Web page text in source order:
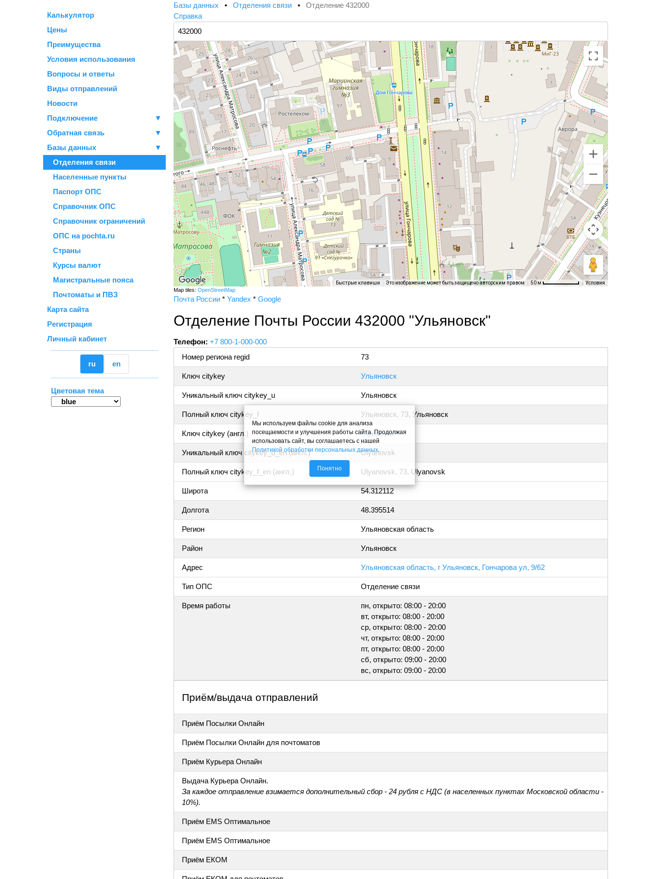
Калькулятор
Цены
Преимущества
Условия использования
Вопросы и ответы
Виды отправлений
Новости
Подключение
▼
Обратная связь
▼
Базы данных
▼
Отделения связи
Населенные пункты
Паспорт ОПС
Справочник ОПС
Справочник ограничений
ОПС на pochta.ru
Страны
Курсы валют
Магистральные пояса
Почтоматы и ПВЗ
Карта сайта
Регистрация
Личный кабинет
ru en
Цветовая тема
Базы данных • Отделения связи • Отделение 432000
Справка
Быстрые клавиши Это изображение может быть защищено авторским правом 50 м Условия
Map tiles: OpenStreetMap
Почта России * Yandex * Google
Отделение Почты России 432000 "Ульяновск"
Телефон: +7 800-1-000-000
Номер региона regid
73
Ключ citykey Ульяновск
Уникальный ключ citykey_u Ульяновск
Полный ключ citykey_f Ульяновск, 73, Ульяновск
Ключ citykey (англ.) Ulyanovsk
Уникальный ключ citykey_u_en (англ.) Ulyanovsk
Полный ключ citykey_f_en (англ.) Ulyanovsk, 73, Ulyanovsk
Широта 54.312112
Долгота 48.395514
Регион Ульяновская область
Район Ульяновск
Адрес Ульяновская область, г Ульяновск, Гончарова ул, 9/62
Тип ОПС Отделение связи
Время работы
пн, открыто: 08:00 - 20:00
вт, открыто: 08:00 - 20:00
ср, открыто: 08:00 - 20:00
чт, открыто: 08:00 - 20:00
пт, открыто: 08:00 - 20:00
сб, открыто: 09:00 - 20:00
вс, открыто: 09:00 - 20:00
Приём/выдача отправлений
Приём Посылки Онлайн
Приём Посылки Онлайн для почтоматов
Приём Курьера Онлайн
Выдача Курьера Онлайн.
За каждое отправление взимается дополнительный сбор - 24 рубля с НДС (в населенных пунктах Московской области -
10%).
Приём EMS Оптимальное
Приём EMS Оптимальное
Приём ЕКОМ
Мы используем файлы cookie для анализа
посещаемости и улучшения работы сайта. Продолжая
использовать сайт, вы соглашаетесь с нашей
Политикой обработки персональных данных
Понятно